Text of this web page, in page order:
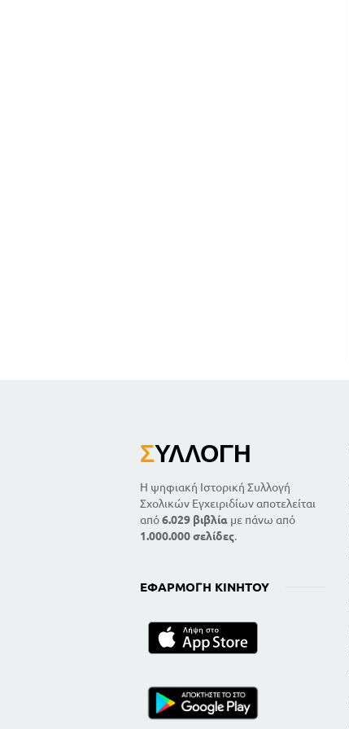
ΣΥΛΛΟΓΉ
Η ψηφιακή Ιστορική Συλλογή
Σχολικών Εγχειριδίων αποτελείται
από6.029 βιβλία με πάνω από
1.000.000 σελίδες.
ΕΦΑΡΜΟΓΉ ΚΙΝΗΤΟΎ